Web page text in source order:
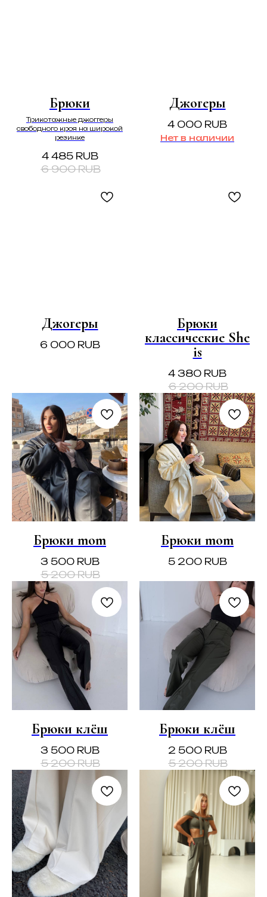
Брюки
Трикотажные джоггеры
свободного кроя на широкой
резинке
4 485 RUB
6 900 RUB
Джогеры
4 000 RUB
Нет в наличии
Джогеры
6 000 RUB
Брюки
классические She
is
4 380 RUB
6 200 RUB
Брюки mom
3 500 RUB
5 200 RUB
Брюки mom
5 200 RUB
Брюки клёш
3 500 RUB
5 200 RUB
Брюки клёш
2 500 RUB
5 200 RUB